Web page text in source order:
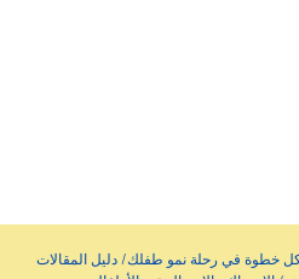
خطوة في رحلة نمو طفلك دليل المقالات